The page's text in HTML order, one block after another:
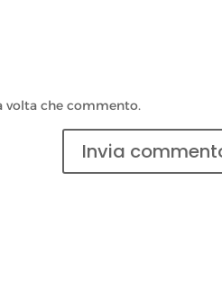
volta che commento.